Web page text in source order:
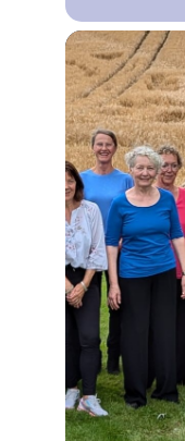
Lebensweg Süsel
Kirchen